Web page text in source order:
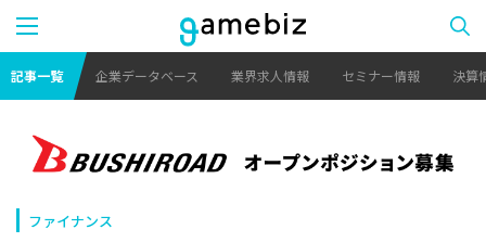
記事一覧 企業データベース 業界求人情報 セミナー情報 決算
ファイナンス